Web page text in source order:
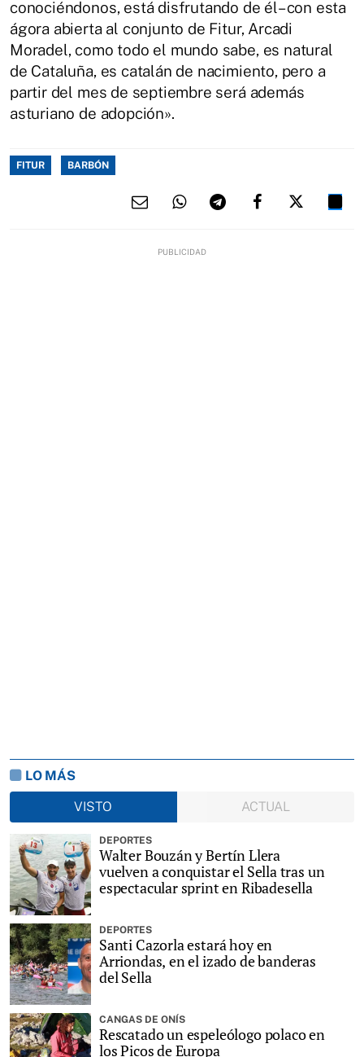
conociéndonos, está disfrutando de él– con esta
ágora abierta al conjunto de Fitur, Arcadi
Moradel, como todo el mundo sabe, es natural
de Cataluña, es catalán de nacimiento, pero a
partir del mes de septiembre será además
asturiano de adopción».
FITUR BARBÓN
LO MÁS
VISTO
ACTUAL
DEPORTES
Walter Bouzán y Bertín Llera
vuelven a conquistar el Sella tras un
espectacular sprint en Ribadesella
DEPORTES
Santi Cazorla estará hoy en
Arriondas, en el izado de banderas
del Sella
CANGAS DE ONÍS
Rescatado un espeleólogo polaco en
los Picos de Europa